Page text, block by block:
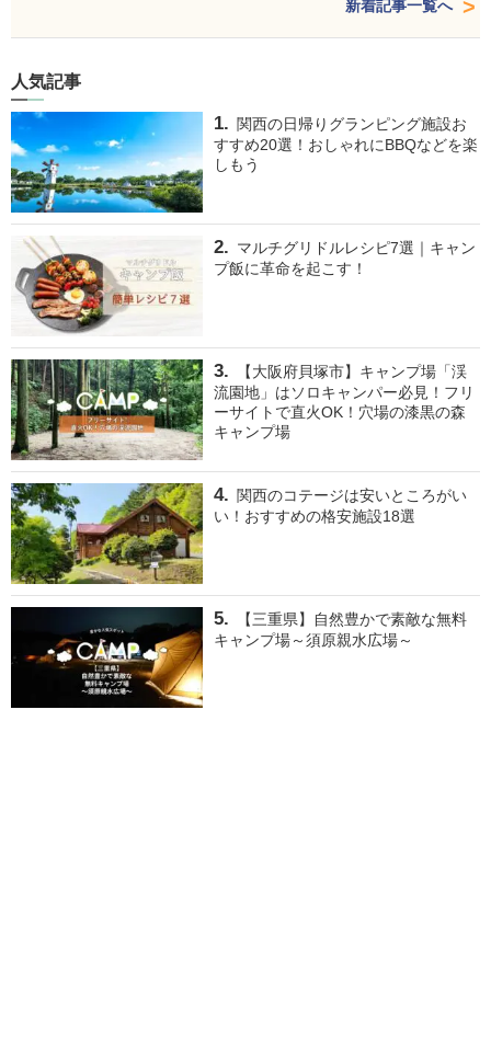
新着記事一覧へ
人気記事
関西の日帰りグランピング施設お
すすめ20選！おしゃれにBBQなどを楽
しもう
マルチグリドルレシピ7選｜キャン
プ飯に革命を起こす！
【大阪府貝塚市】キャンプ場「渓
流園地」はソロキャンパー必見！フリ
ーサイトで直火OK！穴場の漆黒の森
キャンプ場
関西のコテージは安いところがい
い！おすすめの格安施設18選
【三重県】自然豊かで素敵な無料
キャンプ場～須原親水広場～